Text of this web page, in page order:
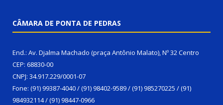
CÂMARA DE PONTA DE PEDRAS
End.: Av. Djalma Machado (praça Antônio Malato), Nº 32 Centro
CEP: 68830-00
CNPJ: 34.917.229/0001-07
Fone: (91) 99387-4040 / (91) 98402-9589 / (91) 985270225 / (91)
984932114 / (91) 98447-0966